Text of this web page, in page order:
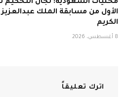
محليات السعودية: لجان التحكيم
الأول من مسابقة الملك عبدالعزيز
الكريم
8 أغسطس، 2026
اترك تعليقاً